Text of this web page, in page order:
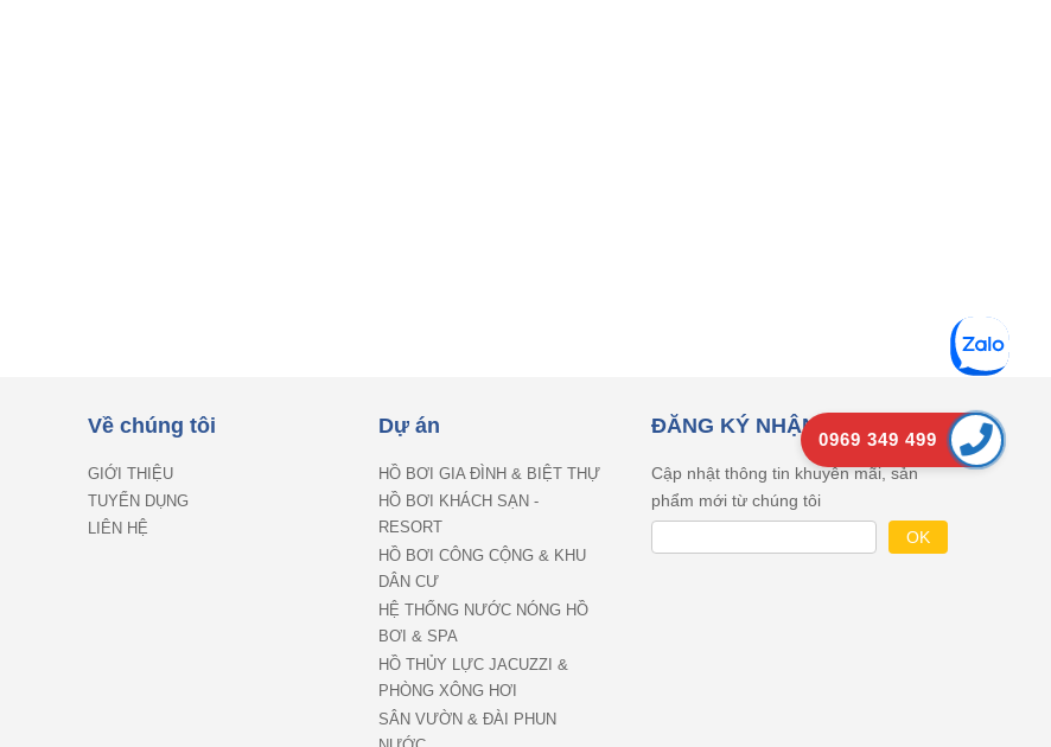
0969 349 499
Về chúng tôi
GIỚI THIỆU
TUYỂN DỤNG
LIÊN HỆ
Dự án
HỒ BƠI GIA ĐÌNH & BIỆT THỰ
HỒ BƠI KHÁCH SẠN -
RESORT
HỒ BƠI CÔNG CỘNG & KHU
DÂN CƯ
HỆ THỐNG NƯỚC NÓNG HỒ
BƠI & SPA
HỒ THỦY LỰC JACUZZI &
PHÒNG XÔNG HƠI
SÂN VƯỜN & ĐÀI PHUN
ĐĂNG KÝ NHẬN EMAIL
Cập nhật thông tin khuyên mãi, sản
phẩm mới từ chúng tôi